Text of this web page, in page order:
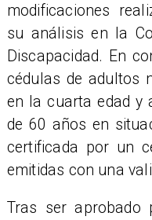
modificaciones
su análisis en la
Discapacidad. En
cédulas de adultos
en la cuarta edad y
de 60 años en
certificada por un
emitidas con una
Tras ser aprobado